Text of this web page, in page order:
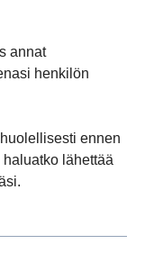
annat
henkilön
ennen
lähettää